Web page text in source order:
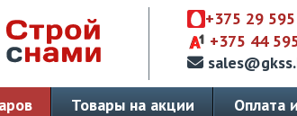
+375 29
+375 44
Товары на акции Оплата